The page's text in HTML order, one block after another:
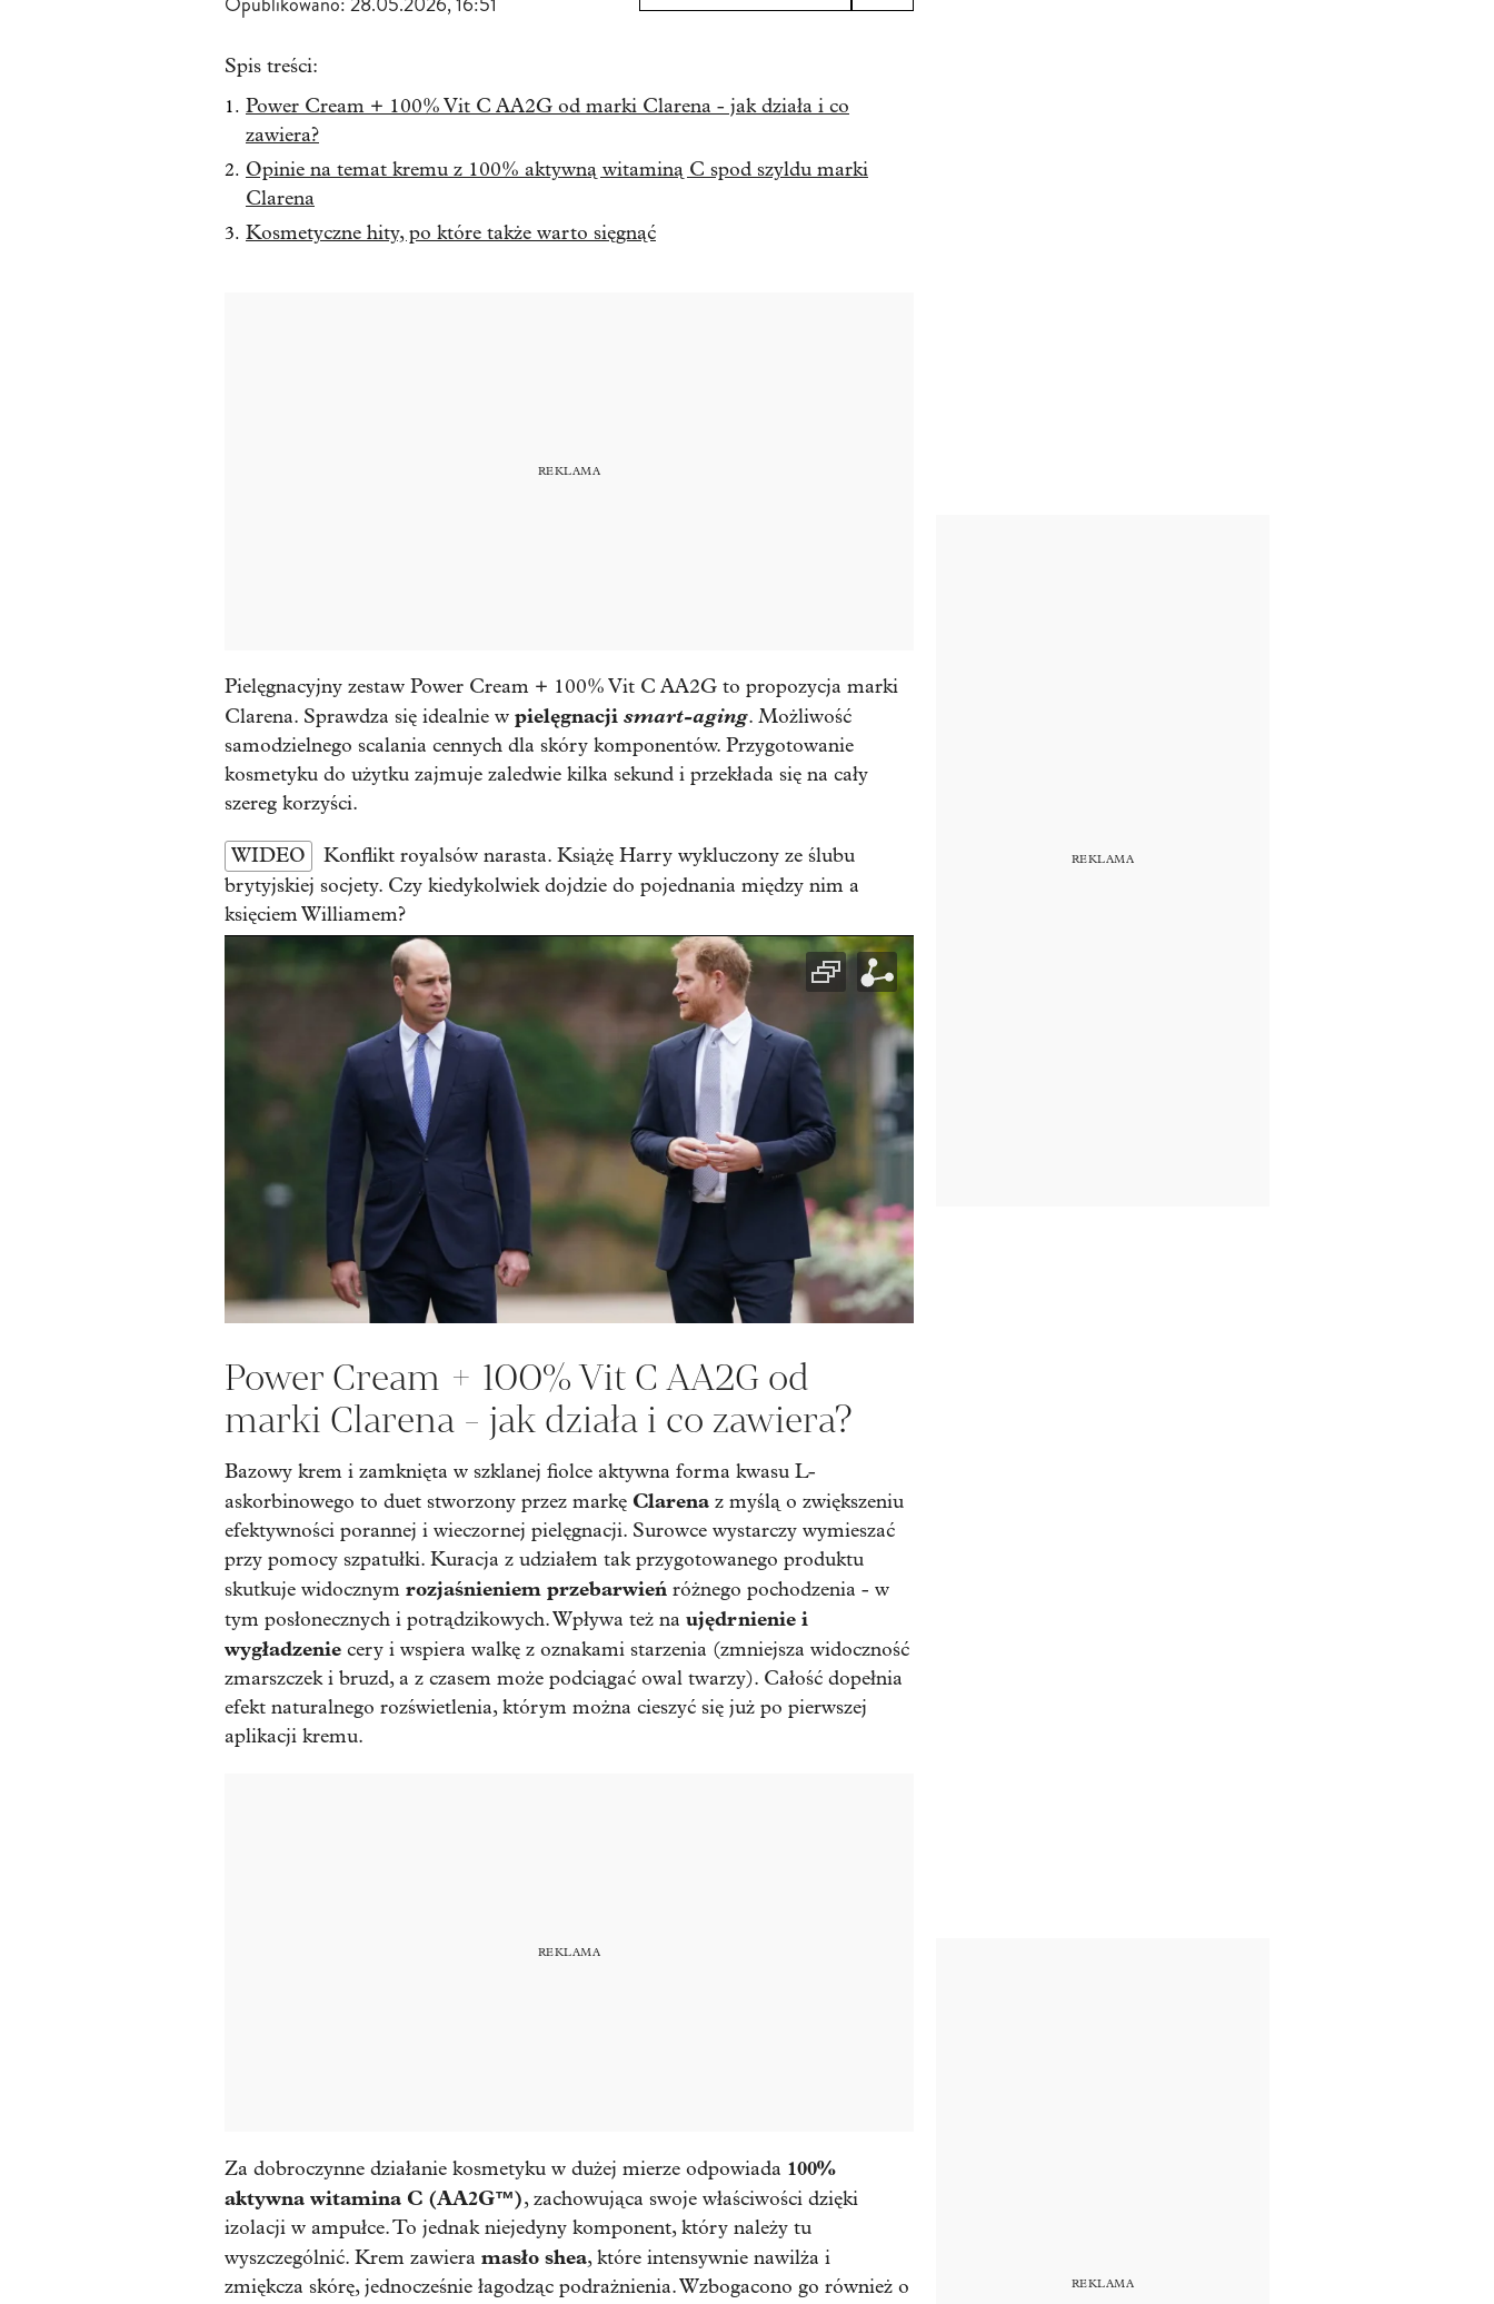
Spis treści:
Power Cream + 100% Vit C AA2G od marki Clarena - jak działa i co
zawiera?
Opinie na temat kremu z 100% aktywną witaminą C spod szyldu marki
Clarena
Kosmetyczne hity, po które także warto sięgnąć
Pielęgnacyjny zestaw Power Cream + 100% Vit C AA2G to propozycja marki
Clarena. Sprawdza się idealnie w pielęgnacji smart-aging. Możliwość
samodzielnego scalania cennych dla skóry komponentów. Przygotowanie
kosmetyku do użytku zajmuje zaledwie kilka sekund i przekłada się na cały
szereg korzyści.
WIDEO
Konflikt royalsów narasta. Książę Harry wykluczony ze ślubu
brytyjskiej socjety. Czy kiedykolwiek dojdzie do pojednania między nim a
księciem Williamem?
Power Cream + 100% Vit C AA2G od
marki Clarena - jak działa i co zawiera?
Bazowy krem i zamknięta w szklanej fiolce aktywna forma kwasu L-
askorbinowego to duet stworzony przez markę Clarena z myślą o zwiększeniu
efektywności porannej i wieczornej pielęgnacji. Surowce wystarczy wymieszać
przy pomocy szpatułki. Kuracja z udziałem tak przygotowanego produktu
skutkuje widocznym rozjaśnieniem przebarwień różnego pochodzenia - w
tym posłonecznych i potrądzikowych. Wpływa też na ujędrnienie i
wygładzenie cery i wspiera walkę z oznakami starzenia (zmniejsza widoczność
zmarszczek i bruzd, a z czasem może podciągać owal twarzy). Całość dopełnia
efekt naturalnego rozświetlenia, którym można cieszyć się już po pierwszej
aplikacji kremu.
Za dobroczynne działanie kosmetyku w dużej mierze odpowiada 100%
aktywna witamina C (AA2G™), zachowująca swoje właściwości dzięki
izolacji w ampułce. To jednak niejedyny komponent, który należy tu
wyszczególnić. Krem zawiera masło shea, które intensywnie nawilża i
zmiękcza skórę, jednocześnie łagodząc podrażnienia. Wzbogacono go również o